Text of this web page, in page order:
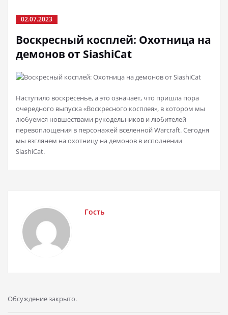
02.07.2023
Воскресный косплей: Охотница на
демонов от SiashiCat
Наступило воскресенье, а это означает, что пришла пора
очередного выпуска «Воскресного косплея», в котором мы
любуемся новшествами рукодельников и любителей
перевоплощения в персонажей вселенной Warcraft. Сегодня
мы взглянем на охотницу на демонов в исполнении
SiashiCat.
Гость
Обсуждение закрыто.